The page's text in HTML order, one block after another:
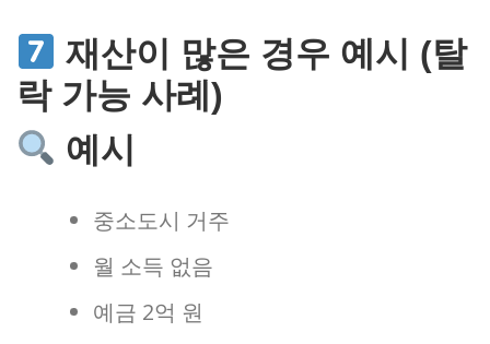
재산이 많은 경우 예시 (탈
락 가능 사례)
예시
중소도시 거주
월 소득 없음
예금 2억 원